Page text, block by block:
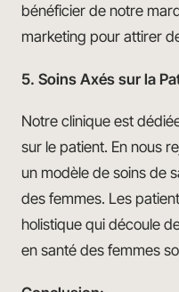
bénéficier de notre
marketing pour attirer
5. Soins Axés sur la
Notre clinique est
sur le patient. En nous
un modèle de soins de
des femmes. Les
holistique qui découle
en santé des femmes